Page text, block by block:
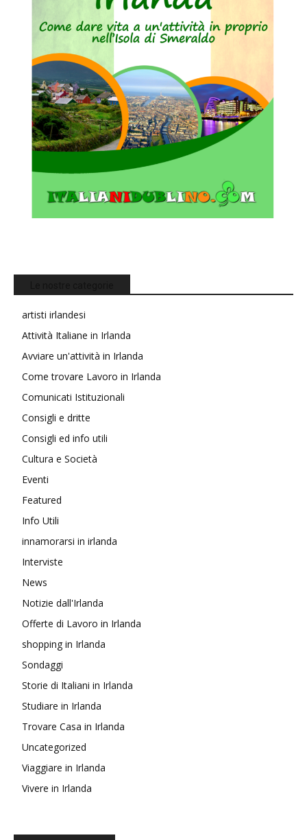
artisti irlandesi
Attività Italiane in Irlanda
Avviare un'attività in Irlanda
Come trovare Lavoro in Irlanda
Comunicati Istituzionali
Consigli e dritte
Consigli ed info utili
Cultura e Società
Eventi
Featured
Info Utili
innamorarsi in irlanda
Interviste
News
Notizie dall'Irlanda
Offerte di Lavoro in Irlanda
shopping in Irlanda
Sondaggi
Storie di Italiani in Irlanda
Studiare in Irlanda
Trovare Casa in Irlanda
Uncategorized
Viaggiare in Irlanda
Vivere in Irlanda